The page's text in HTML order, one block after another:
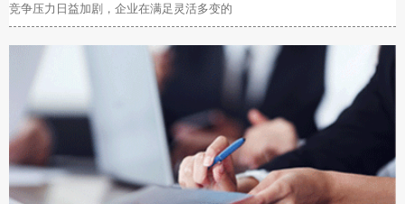
竞争压力日益加剧，企业在满足灵活多变的